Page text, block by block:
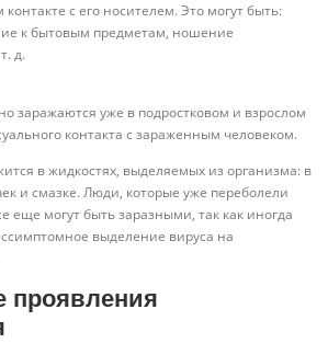
с его носителем. Это могут быть:
к бытовым предметам, ношение
д.
заражаются уже в подростковом и взрослом
контакта с зараженным человеком.
в жидкостях, выделяемых из организма: в
и смазке. Люди, которые уже переболели
еще могут быть заразными, так как иногда
выделение вируса на
проявления